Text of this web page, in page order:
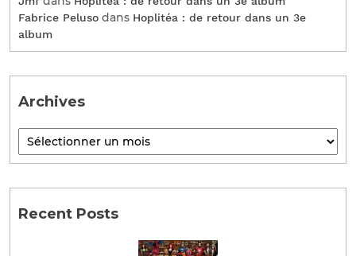
Fabrice Peluso dans Hoplitéa : de retour dans un 3e
album
Archives
Recent Posts